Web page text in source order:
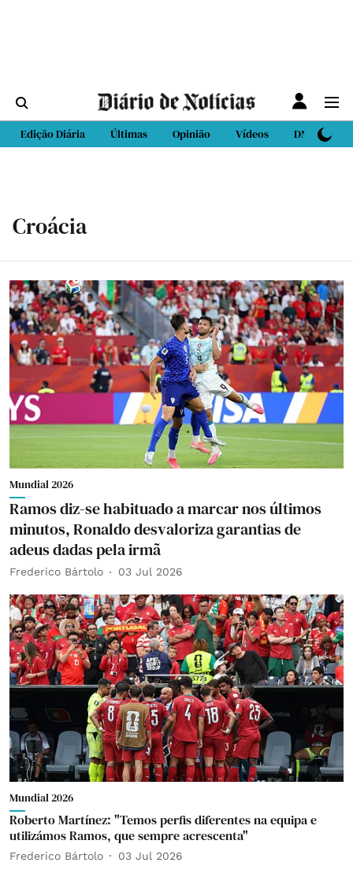
Edição Diária Últimas Opinião Vídeos DN Sport
Croácia
Mundial 2026
Ramos diz-se habituado a marcar nos últimos
minutos, Ronaldo desvaloriza garantias de
adeus dadas pela irmã
Frederico Bártolo 03 Jul 2026
Mundial 2026
Roberto Martínez: "Temos perfis diferentes na equipa e
utilizámos Ramos, que sempre acrescenta"
Frederico Bártolo 03 Jul 2026